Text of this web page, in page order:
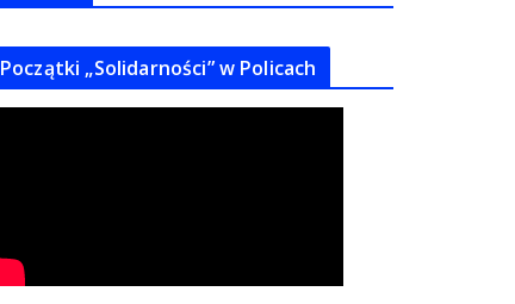
Początki „Solidarności” w Policach